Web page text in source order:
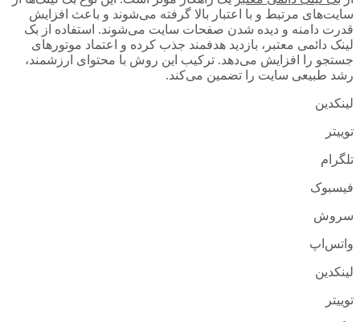
سایت‌های مرتبط و با اعتبار بالا گرفته می‌شوند و باعث افزایش
قدرت دامنه و دیده شدن صفحات سایت می‌شوند. استفاده از بک
لینک دائمی معتبر، بازدید هدفمند جذب کرده و اعتماد موتورهای
جستجو را افزایش می‌دهد. ترکیب این روش با محتوای ارزشمند،
رشد طبیعی سایت را تضمین می‌کند.
لینکدین
توییتر
تلگرام
فیسبوک
سروش
واتس‌اپ
لینکدین
توییتر